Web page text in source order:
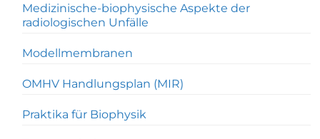
Medizinische-biophysische Aspekte der
radiologischen Unfälle
Modellmembranen
OMHV Handlungsplan (MIR)
Praktika für Biophysik